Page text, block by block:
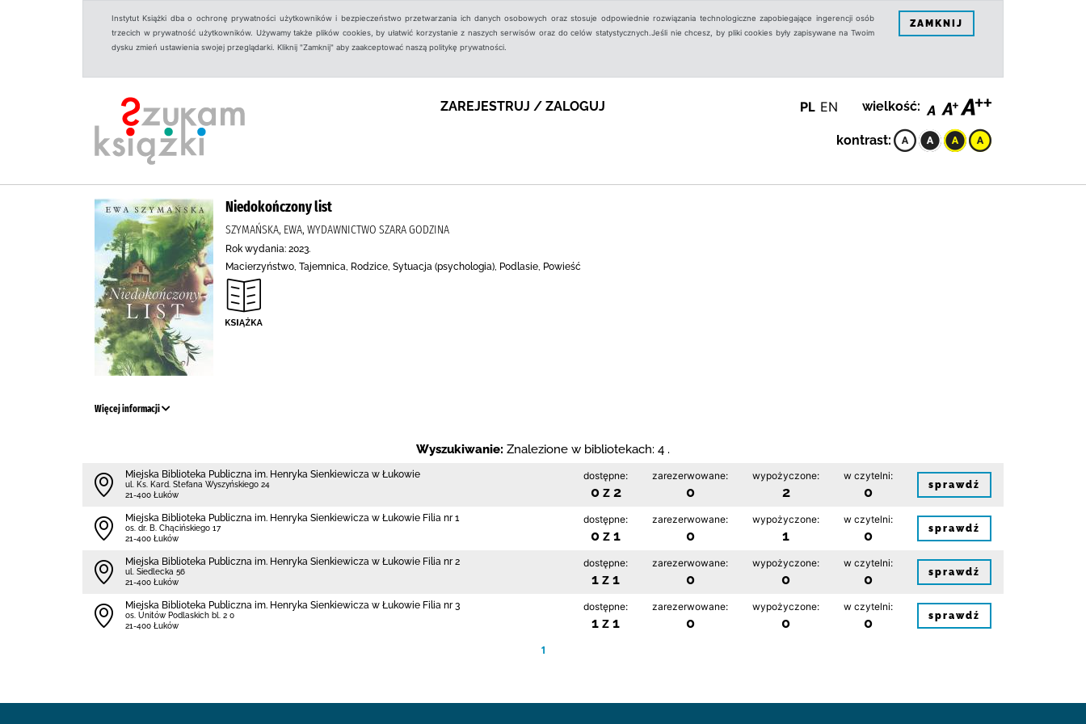
Instytut Książki dba o ochronę prywatności użytkowników i bezpieczeństwo przetwarzania ich danych osobowych oraz stosuje odpowiednie rozwiązania technologiczne zapobiegające ingerencji osób
trzecich w prywatność użytkowników. Używamy także plików cookies, by ułatwić korzystanie z naszych serwisów oraz do celów statystycznych.Jeśli nie chcesz, by pliki cookies były zapisywane na Twoim
dysku zmień ustawienia swojej przeglądarki. Kliknij "Zamknij" aby zaakceptować naszą politykę prywatności.
ZAMKNIJ
ZAREJESTRUJ / ZALOGUJ PL EN wielkość:
kontrast:
Niedokończony list
SZYMAŃSKA, EWA, WYDAWNICTWO SZARA GODZINA
Rok wydania: 2023.
Macierzyństwo, Tajemnica, Rodzice, Sytuacja (psychologia), Podlasie, Powieść
Więcej informacji
Wyszukiwanie: Znalezione w bibliotekach: 4 .
Miejska Biblioteka Publiczna im. Henryka Sienkiewicza w Łukowie
ul. Ks. Kard. Stefana Wyszyńskiego 24
21-400 Łuków
dostępne:
0 z 2
zarezerwowane:
0
wypożyczone:
2
w czytelni:
0 sprawdź
Miejska Biblioteka Publiczna im. Henryka Sienkiewicza w Łukowie Filia nr 1
os. dr. B. Chącińskiego 17
21-400 Łuków
dostępne:
0 z 1
zarezerwowane:
0
wypożyczone:
1
w czytelni:
0 sprawdź
Miejska Biblioteka Publiczna im. Henryka Sienkiewicza w Łukowie Filia nr 2
ul. Siedlecka 56
21-400 Łuków
dostępne:
1 z 1
zarezerwowane:
0
wypożyczone:
0
w czytelni:
0 sprawdź
Miejska Biblioteka Publiczna im. Henryka Sienkiewicza w Łukowie Filia nr 3
os. Unitów Podlaskich bl. 2 0
21-400 Łuków
dostępne:
1 z 1
zarezerwowane:
0
wypożyczone:
0
w czytelni:
0 sprawdź
1